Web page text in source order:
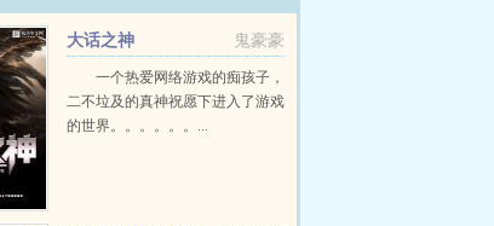
鬼豪豪
大话之神
一个热爱网络游戏的痴孩子，
二不垃及的真神祝愿下进入了游戏
的世界。。。。。。...